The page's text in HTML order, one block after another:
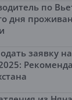
по
дня
заявку